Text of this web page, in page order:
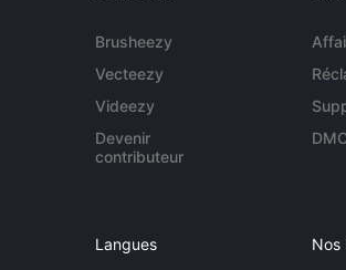
Brusheezy
Vecteezy
Videezy
Devenir
contributeur
Langues Nos